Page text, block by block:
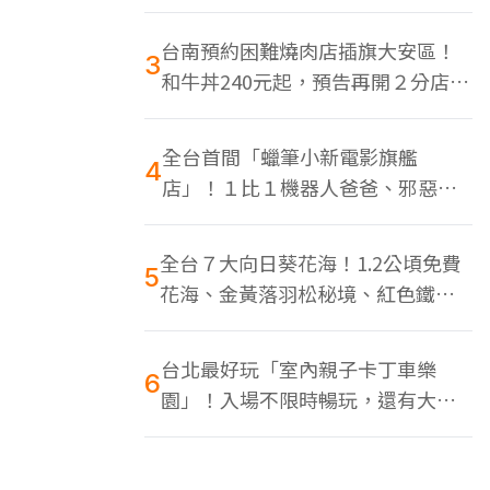
3台南預約困難燒肉店插旗大安區！
和牛丼240元起，預告再開２分店、
地點曝光
4全台首間「蠟筆小新電影旗艦
店」！１比１機器人爸爸、邪惡正
男，百款周邊買翻
5全台７大向日葵花海！1.2公頃免費
花海、金黃落羽松秘境、紅色鐵橋
同框
6台北最好玩「室內親子卡丁車樂
園」！入場不限時暢玩，還有大螢
幕Switch遊戲區